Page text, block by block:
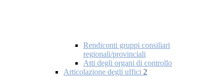
Rendiconti gruppi consiliari
regionali/provinciali
Atti degli organi di controllo
Articolazione degli uffici 2